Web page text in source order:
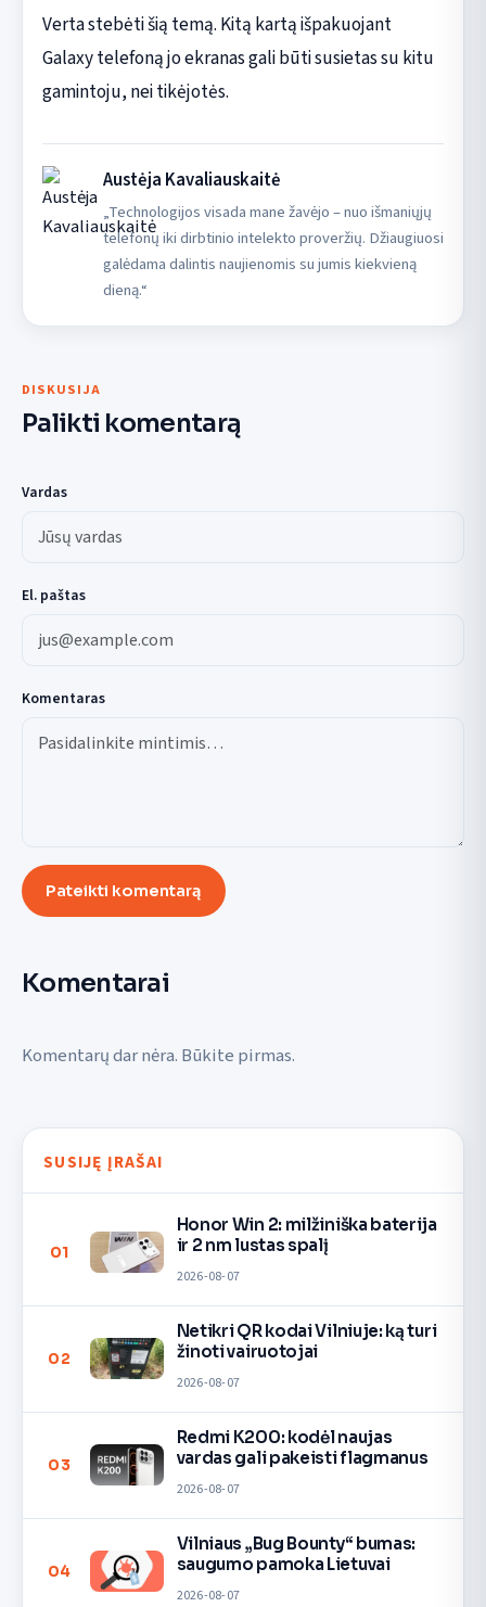
Verta stebėti šią temą. Kitą kartą išpakuojant
Galaxy telefoną jo ekranas gali būti susietas su kitu
gamintoju, nei tikėjotės.
Austėja Kavaliauskaitė
„Technologijos visada mane žavėjo – nuo išmaniųjų
telefonų iki dirbtinio intelekto proveržių. Džiaugiuosi
galėdama dalintis naujienomis su jumis kiekvieną
dieną.“
DISKUSIJA
Palikti komentarą
Vardas
El. paštas
Komentaras
Pateikti komentarą
Komentarai
Komentarų dar nėra. Būkite pirmas.
SUSIJĘ ĮRAŠAI
01
Honor Win 2: milžiniška baterija
ir 2 nm lustas spalį
2026-08-07
02
Netikri QR kodai Vilniuje: ką turi
žinoti vairuotojai
2026-08-07
03
Redmi K200: kodėl naujas
vardas gali pakeisti flagmanus
2026-08-07
04
Vilniaus „Bug Bounty“ bumas:
saugumo pamoka Lietuvai
2026-08-07